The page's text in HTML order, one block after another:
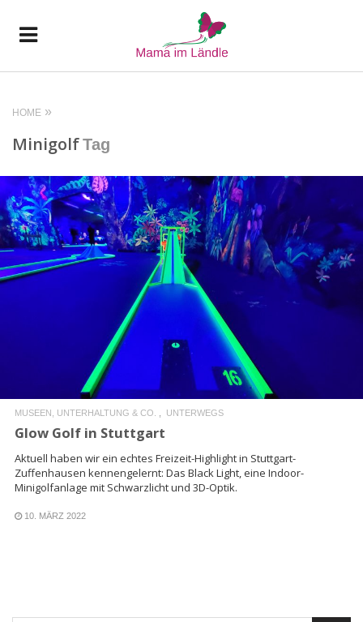
HOME
MinigolfTag
READ MORE
MUSEEN, UNTERHALTUNG & CO. UNTERWEGS
Glow Golf in Stuttgart
Aktuell haben wir ein echtes Freizeit-Highlight in Stuttgart-
Zuffenhausen kennengelernt: Das Black Light, eine Indoor-
Minigolfanlage mit Schwarzlicht und 3D-Optik.
10. MÄRZ 2022